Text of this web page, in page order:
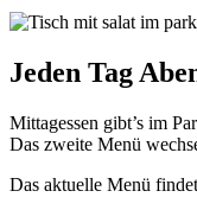
Jeden Tag
Mittagessen gibt’s im
Das zweite Menü
Das aktuelle Menü